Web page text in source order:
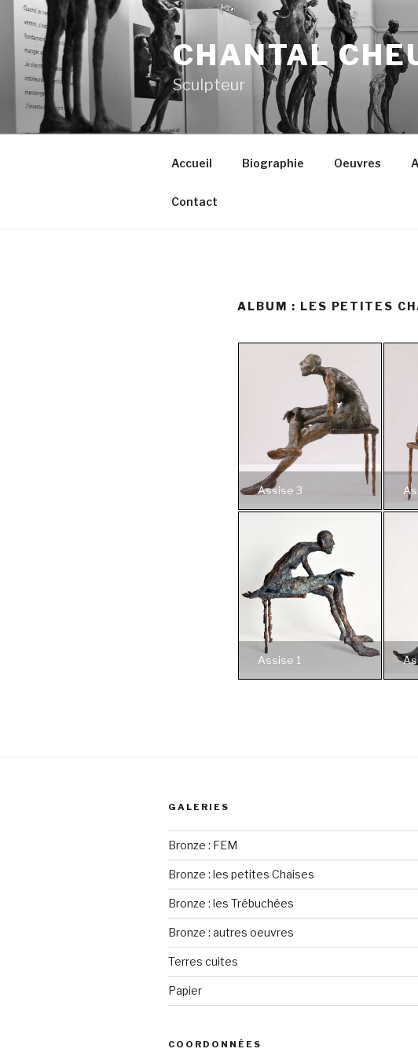
Aller
contenu
principal
CHANTAL
Sculpteur
Accueil Biographie Oeuvres
Contact
ALBUM : LES PETITES
Assise 3
Assise 1
GALERIES
Bronze : FEM
Bronze : les petites Chaises
Bronze : les Trébuchées
Bronze : autres oeuvres
Terres cuites
Papier
COORDONNÉES